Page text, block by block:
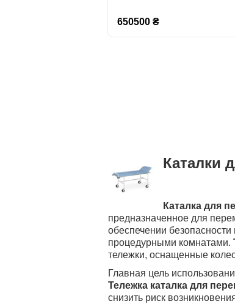
650500 ₴
Каталки
Каталка для
предназначенное для
обеспечении
процедурными комнатами.
тележки, оснащенные
Главная цель
Тележка каталка для
снизить риск